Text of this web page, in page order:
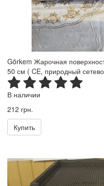
Görkem Жарочная
50 см ( CE, природный
В наличии
212 грн.
Купить